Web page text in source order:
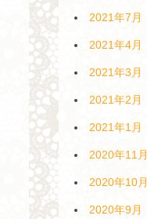
2021年7月
2021年4月
2021年3月
2021年2月
2021年1月
2020年11月
2020年10月
2020年9月